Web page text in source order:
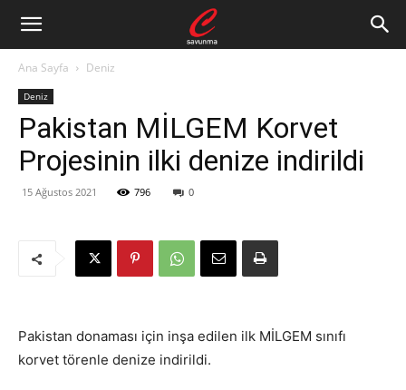
Ana Sayfa Deniz
Deniz
Pakistan MİLGEM Korvet
Projesinin ilki denize indirildi
15 Ağustos 2021 796 0
Pakistan donaması için inşa edilen ilk MİLGEM sınıfı
korvet törenle denize indirildi.